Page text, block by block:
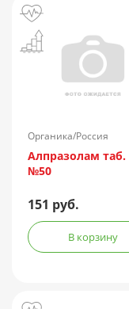
Органика/Россия
Алпразолам таб.
№50
151 руб.
В корзину